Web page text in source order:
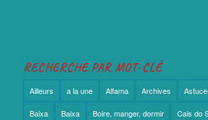
RECHERCHE PAR MOT-CLÉ
Ailleurs a la une Alfama Archives
Baixa Baixa Boire, manger, dormir Cais do